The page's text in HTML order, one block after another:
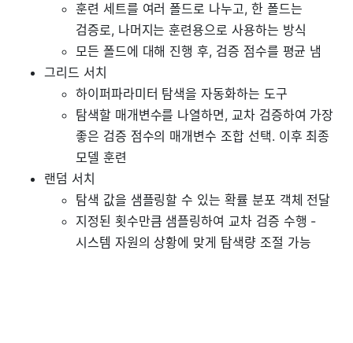
훈련 세트를 여러 폴드로 나누고, 한 폴드는
검증로, 나머지는 훈련용으로 사용하는 방식
모든 폴드에 대해 진행 후, 검증 점수를 평균 냄
그리드 서치
하이퍼파라미터 탐색을 자동화하는 도구
탐색할 매개변수를 나열하면, 교차 검증하여 가장
좋은 검증 점수의 매개변수 조합 선택. 이후 최종
모델 훈련
랜덤 서치
탐색 값을 샘플링할 수 있는 확률 분포 객체 전달
지정된 횟수만큼 샘플링하여 교차 검증 수행 -
시스템 자원의 상황에 맞게 탐색량 조절 가능